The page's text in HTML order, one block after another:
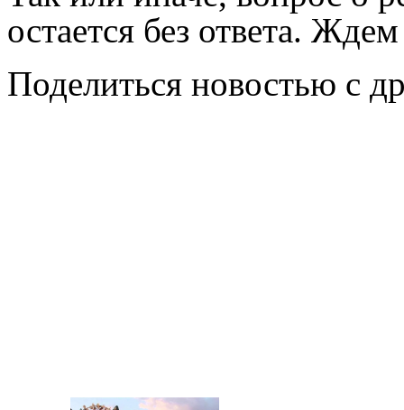
остается без ответа.
Поделиться новостью с